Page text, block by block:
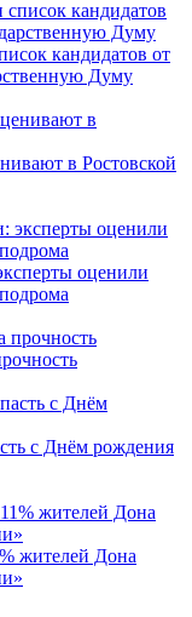
кандидатов от
Думу
в Ростовской
оценили
с Днём рождения
жителей Дона